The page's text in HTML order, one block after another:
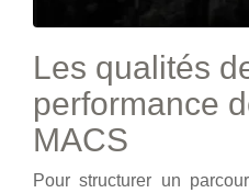
Les qualités
performance
MACS
Pour structurer un